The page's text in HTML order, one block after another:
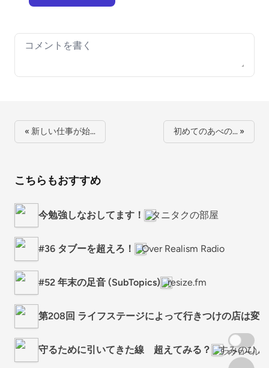
Your comment
« 新しい仕事が始… 初めてのあべの… »
こちらもおすすめ
今勉強しなおしてます！ タニタクの部屋
#36 タブーを超えろ！ Over Realism Radio
#52 年末の足音 (SubTopics) resize.fm
第208回 ライフステージによって行きつけの店は変
守るために引いてきた線 超えてみる？ すみのひと
スクロール